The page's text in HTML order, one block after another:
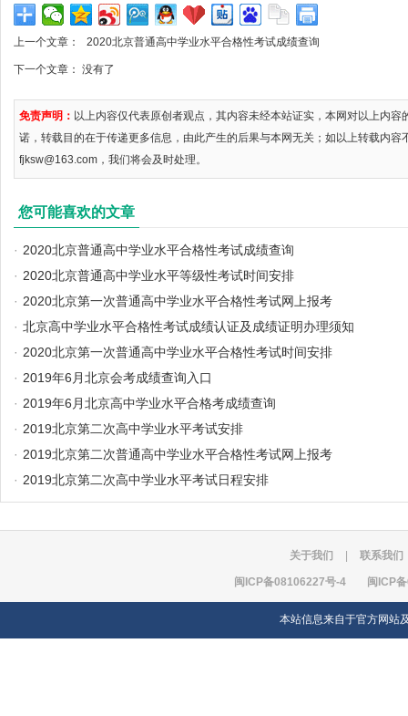
上一个文章： 2020北京普通高中学业水平合格性考试成绩查询
下一个文章： 没有了
免责声明： 以上内容仅代表原创者观点，其内容未经本站证实，本网对以上内
诺，转载目的在于传递更多信息，由此产生的后果与本网无关；如以上转载内容
fjksw@163.com，我们将会及时处理。
您可能喜欢的文章
· 2020北京普通高中学业水平合格性考试成绩查询
· 2020北京普通高中学业水平等级性考试时间安排
· 2020北京第一次普通高中学业水平合格性考试网上报考
· 北京高中学业水平合格性考试成绩认证及成绩证明办理须知
· 2020北京第一次普通高中学业水平合格性考试时间安排
· 2019年6月北京会考成绩查询入口
· 2019年6月北京高中学业水平合格考成绩查询
· 2019北京第二次高中学业水平考试安排
· 2019北京第二次普通高中学业水平合格性考试网上报考
· 2019北京第二次高中学业水平考试日程安排
关于我们 联系我们
闽ICP备08106227号-4 闽ICP
本站信息来自于官方网站